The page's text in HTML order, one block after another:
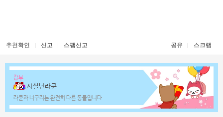
추천확인 신고 스팸신고 공유 스크랩
갑부
사실난라쿤
라쿤과 너구리는 완전히 다른 동물입니다